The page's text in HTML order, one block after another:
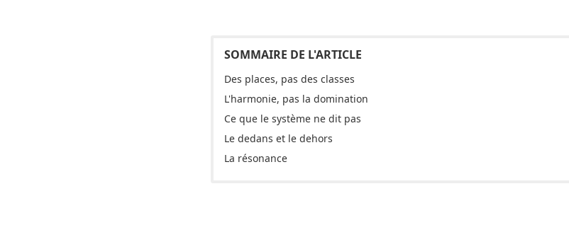
Des places, pas des classes
L'harmonie, pas la domination
Ce que le système ne dit pas
Le dedans et le dehors
La résonance